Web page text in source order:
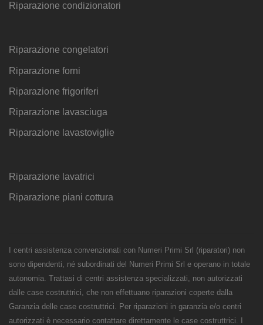
Riparazione condizionatori
Riparazione congelatori
Riparazione forni
Riparazione frigoriferi
Riparazione lavasciuga
Riparazione lavastoviglie
Riparazione lavatrici
Riparazione piani cottura
I centri assistenza convenzionati con Numeri Primi Srl (riparatori) non
sono dipendenti, né subordinati del Numeri Primi Srl e operano in totale
autonomia. Trattasi di centri assistenza specializzati, non autorizzati
dalle case costruttrici, che non effettuano riparazioni coperte dalla
Garanzia delle case costruttrici. Per riparazioni in garanzia e/o centri
autorizzati è necessario contattare direttamente le case costruttrici. I